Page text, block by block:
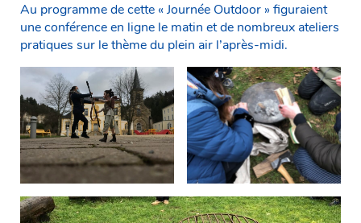
Au programme de cette « Journée Outdoor » figuraient
une conférence en ligne le matin et de nombreux ateliers
pratiques sur le thème du plein air l’après-midi.